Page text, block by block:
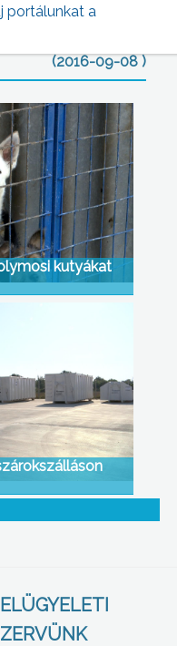
(2016-09-08 )
kutyákat
portálunkat a